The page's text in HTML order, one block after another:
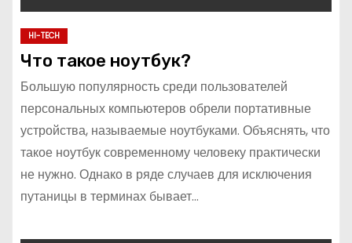
HI-TECH
Что такое ноутбук?
Большую популярность среди пользователей
персональных компьютеров обрели портативные
устройства, называемые ноутбуками. Объяснять, что
такое ноутбук современному человеку практически
не нужно. Однако в ряде случаев для исключения
путаницы в терминах бывает…